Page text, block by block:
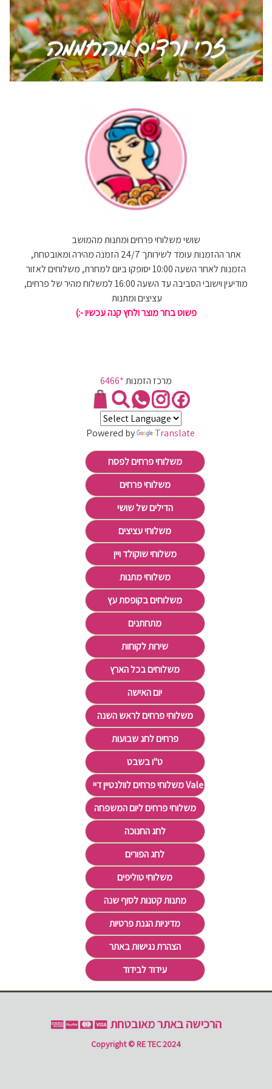
שושי משלוחי פרחים ומתנות מהמושב
אתר ההזמנות עומד לשירותך 24/7 הזמנה מהירה ומאובטחת,
הזמנות לאחר השעה 10:00 יסופקו ביום למחרת, משלוחים לאזור
מודיעין וישובי הסביבה עד השעה 16:00 למשלוח מהיר של פרחים,
עציצים ומתנות
פשוט בחר מוצר ולחץ קנה עכשיו -:)
מרכז הזמנות*6466
Powered by Translate
משלוחי פרחים לפסח
משלוחי פרחים
הדילים של שושי
משלוחי עציצים
משלוחי שוקולד ויין
משלוחי מתנות
משלוחים בקופסת עץ
מתחתנים
שירות לקוחות
משלוחים בכל הארץ
יום האישה
משלוחי פרחים לראש השנה
פרחים לחג שבועות
ט"ו בשבט
משלוחי פרחים לוולנטיין דיי Valentine's Day
משלוחי פרחים ליום המשפחה
לחג החנוכה
לחג הפורים
משלוחי טוליפים
מתנות קטנות לסוף שנה
מדיניות הגנת פרטיות
הצהרת נגישות באתר
עידוד לבידוד
הרכישה באתר מאובטחת
Copyright © RE TEC 2024